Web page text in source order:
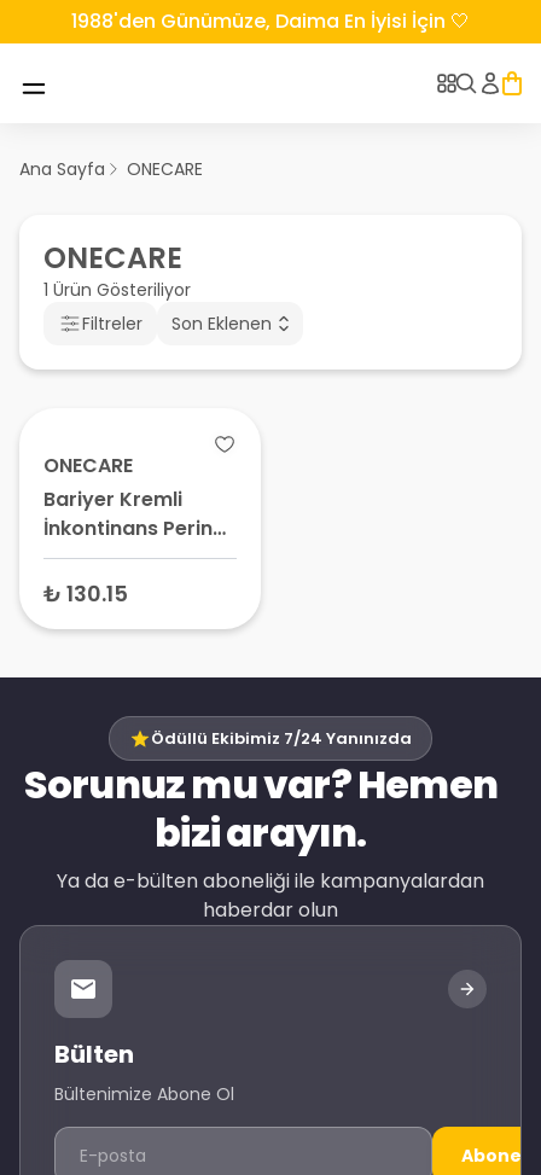
1988'den Günümüze, Daima En İyisi İçin 🤍
Ana Sayfa ONECARE
ONECARE
1 Ürün Gösteriliyor
Filtreler
Son Eklenen
ONECARE
Bariyer Kremli
İnkontinans Perine
Havlusu 50 Adet
₺ 130.15
Ödüllü Ekibimiz 7/24 Yanınızda
Sorunuz mu var? Hemen
bizi arayın.
Ya da e-bülten aboneliği ile kampanyalardan
haberdar olun
Bülten
Bültenimize Abone Ol
Abone